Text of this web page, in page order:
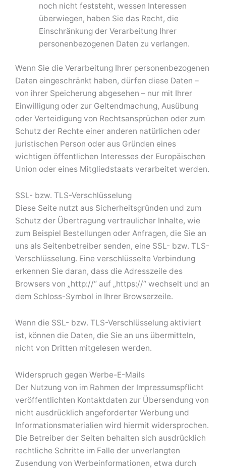
noch nicht feststeht, wessen Interessen
überwiegen, haben Sie das Recht, die
Einschränkung der Verarbeitung Ihrer
personenbezogenen Daten zu verlangen.
Wenn Sie die Verarbeitung Ihrer personenbezogenen
Daten eingeschränkt haben, dürfen diese Daten –
von ihrer Speicherung abgesehen – nur mit Ihrer
Einwilligung oder zur Geltendmachung, Ausübung
oder Verteidigung von Rechtsansprüchen oder zum
Schutz der Rechte einer anderen natürlichen oder
juristischen Person oder aus Gründen eines
wichtigen öffentlichen Interesses der Europäischen
Union oder eines Mitgliedstaats verarbeitet werden.
SSL- bzw. TLS-Verschlüsselung
Diese Seite nutzt aus Sicherheitsgründen und zum
Schutz der Übertragung vertraulicher Inhalte, wie
zum Beispiel Bestellungen oder Anfragen, die Sie an
uns als Seitenbetreiber senden, eine SSL- bzw. TLS-
Verschlüsselung. Eine verschlüsselte Verbindung
erkennen Sie daran, dass die Adresszeile des
Browsers von „http://“ auf „https://“ wechselt und an
dem Schloss-Symbol in Ihrer Browserzeile.
Wenn die SSL- bzw. TLS-Verschlüsselung aktiviert
ist, können die Daten, die Sie an uns übermitteln,
nicht von Dritten mitgelesen werden.
Widerspruch gegen Werbe-E-Mails
Der Nutzung von im Rahmen der Impressumspflicht
veröffentlichten Kontaktdaten zur Übersendung von
nicht ausdrücklich angeforderter Werbung und
Informationsmaterialien wird hiermit widersprochen.
Die Betreiber der Seiten behalten sich ausdrücklich
rechtliche Schritte im Falle der unverlangten
Zusendung von Werbeinformationen, etwa durch